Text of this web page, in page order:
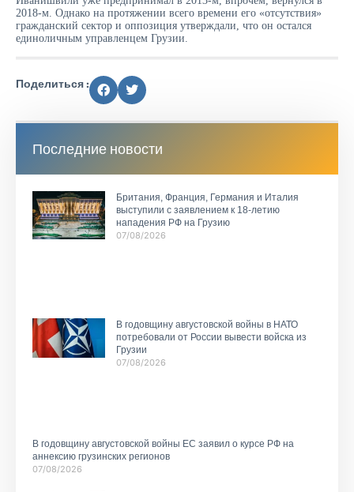
2018-м. Однако на протяжении всего времени его «отсутствия»
гражданский сектор и оппозиция утверждали, что он остался
единоличным управленцем Грузии.
Поделиться :
Последние новости
Британия, Франция, Германия и Италия
выступили с заявлением к 18-летию
нападения РФ на Грузию
07/08/2026
В годовщину августовской войны в НАТО
потребовали от России вывести войска из
Грузии
07/08/2026
В годовщину августовской войны ЕС заявил о курсе РФ на
аннексию грузинских регионов
07/08/2026